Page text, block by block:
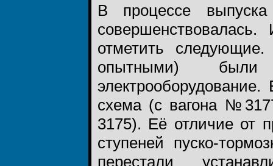
В процессе
отметить
опытными) были
схема (с вагона
3175). Её отличие от
ступеней пуско-
перестали